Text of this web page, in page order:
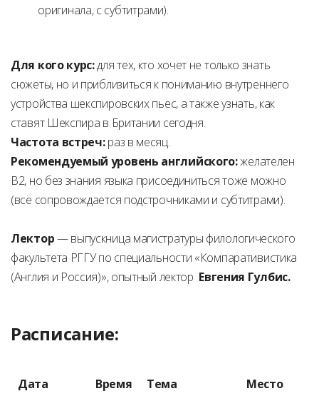
оригинала, с субтитрами).
Для кого курс:для тех, кто хочет не только знать
сюжеты, но и приблизиться к пониманию внутреннего
устройства шекспировских пьес, а также узнать, как
ставят Шекспира в Британии сегодня.
Частота встреч:раз в месяц.
Рекомендуемый уровень английского:желателен
B2, но без знания языка присоединиться тоже можно
(всё сопровождается подстрочниками и субтитрами).
Лектор— выпускница магистратуры филологического
факультета РГГУ по специальности «Компаративистика
(Англия и Россия)», опытный лектор Евгения Гулбис.
Расписание:
Дата Время Тема Место